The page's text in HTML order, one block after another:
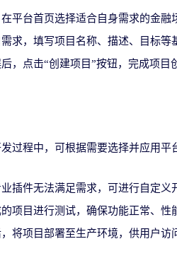
平台首页选择适合自身需求的金融
求，填写项目名称、描述、目标等
，点击“创建项目”按钮，完成项目
过程中，可根据需要选择并应用
插件无法满足需求，可进行自定义
项目进行测试，确保功能正常、性
将项目部署至生产环境，供用户访